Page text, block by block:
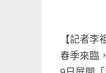
【記者李
春季來臨